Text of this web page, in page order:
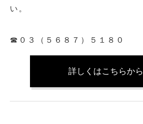
い。
☎０３（５６８７）５１８０
詳しくはこちらから